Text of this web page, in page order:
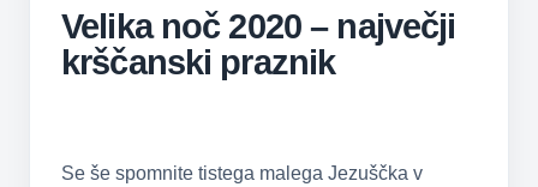
Velika noč 2020 – največji
krščanski praznik
Se še spomnite tistega malega Jezuščka v